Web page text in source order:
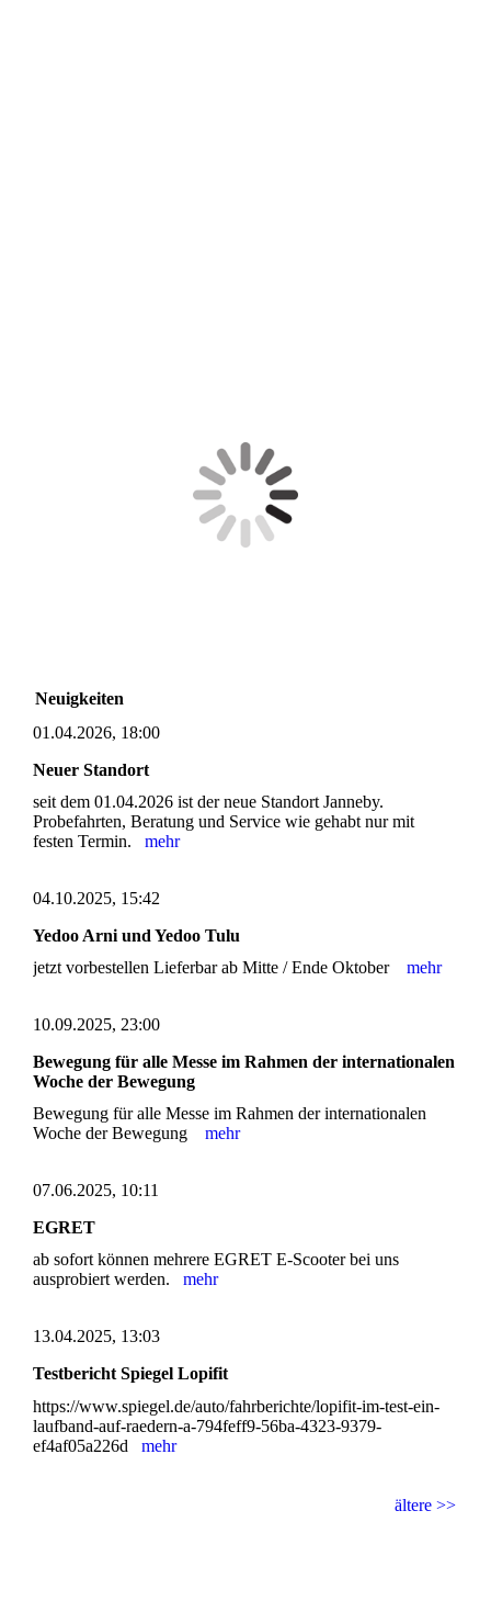
Neuigkeiten
01.04.2026, 18:00
Neuer Standort
seit dem 01.04.2026 ist der neue Standort Janneby.
Probefahrten, Beratung und Service wie gehabt nur mit
festen Termin. mehr
04.10.2025, 15:42
Yedoo Arni und Yedoo Tulu
jetzt vorbestellen Lieferbar ab Mitte / Ende Oktober mehr
10.09.2025, 23:00
Bewegung für alle Messe im Rahmen der internationalen
Woche der Bewegung
Bewegung für alle Messe im Rahmen der internationalen
Woche der Bewegung mehr
07.06.2025, 10:11
EGRET
ab sofort können mehrere EGRET E-Scooter bei uns
ausprobiert werden. mehr
13.04.2025, 13:03
Testbericht Spiegel Lopifit
https://www.spiegel.de/auto/fahrberichte/lopifit-im-test-ein-
laufband-auf-raedern-a-794feff9-56ba-4323-9379-
ef4af05a226d mehr
ältere >>